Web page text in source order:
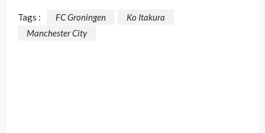
Tags : FC Groningen
Ko Itakura
Manchester City